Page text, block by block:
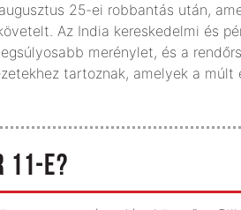
25-ei robbantás után,
Az India kereskedelmi és
merénylet, és a
tartoznak, amelyek a múlt
11-E?